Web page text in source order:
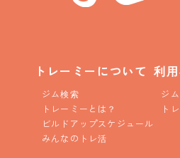
トレーミーについて
ジム検索
トレーミーとは？
ビルドアップスケジュール
みんなのトレ活
利
ジ
ト